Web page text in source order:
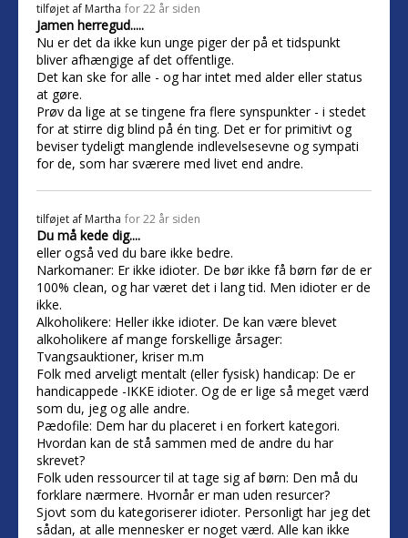
tilføjet af Martha for 22 år siden
Jamen herregud.....
Nu er det da ikke kun unge piger der på et tidspunkt
bliver afhængige af det offentlige.
Det kan ske for alle - og har intet med alder eller status
at gøre.
Prøv da lige at se tingene fra flere synspunkter - i stedet
for at stirre dig blind på én ting. Det er for primitivt og
beviser tydeligt manglende indlevelsesevne og sympati
for de, som har sværere med livet end andre.
tilføjet af Martha for 22 år siden
Du må kede dig....
eller også ved du bare ikke bedre.
Narkomaner: Er ikke idioter. De bør ikke få børn før de er
100% clean, og har været det i lang tid. Men idioter er de
ikke.
Alkoholikere: Heller ikke idioter. De kan være blevet
alkoholikere af mange forskellige årsager:
Tvangsauktioner, kriser m.m
Folk med arveligt mentalt (eller fysisk) handicap: De er
handicappede -IKKE idioter. Og de er lige så meget værd
som du, jeg og alle andre.
Pædofile: Dem har du placeret i en forkert kategori.
Hvordan kan de stå sammen med de andre du har
skrevet?
Folk uden ressourcer til at tage sig af børn: Den må du
forklare nærmere. Hvornår er man uden resurcer?
Sjovt som du kategoriserer idioter. Personligt har jeg det
sådan, at alle mennesker er noget værd. Alle kan ikke